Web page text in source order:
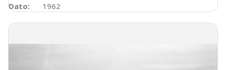
Dato:
1962